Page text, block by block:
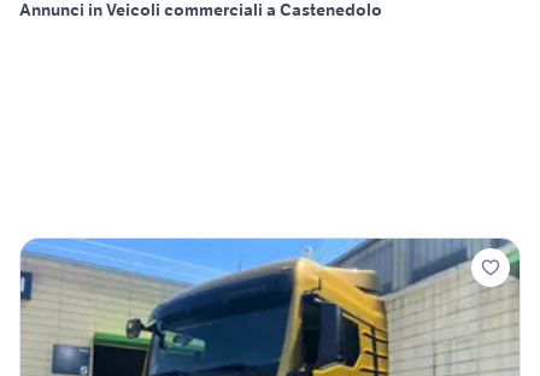
Annunci in Veicoli commerciali a Castenedolo